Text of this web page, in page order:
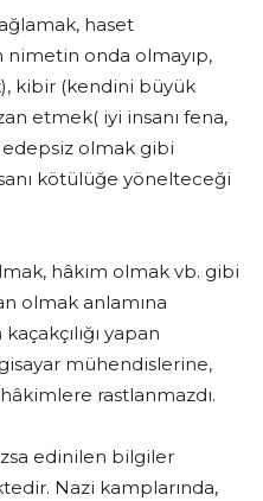
haset
nimetin onda olmayıp,
kibir (kendini büyük
etmek( iyi insanı fena,
olmak gibi
kötülüğe yönelteceği
hâkim olmak vb. gibi
olmak anlamına
yapan
mühendislerine,
rastlanmazdı.
edinilen bilgiler
Nazi kamplarında,